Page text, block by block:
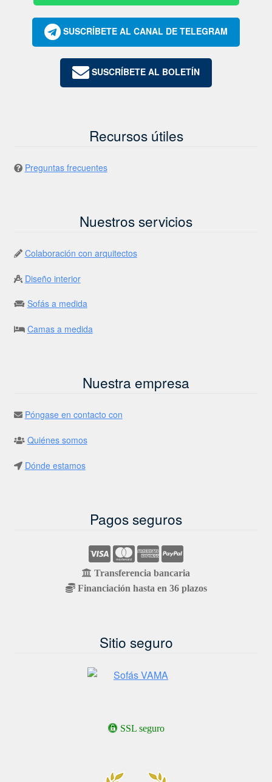
SUSCRÍBETE AL CANAL DE TELEGRAM
SUSCRÍBETE AL BOLETÍN
Recursos útiles
Preguntas frecuentes
Nuestros servicios
Colaboración con arquitectos
Diseño interior
Sofás a medida
Camas a medida
Nuestra empresa
Póngase en contacto con
Quiénes somos
Dónde estamos
Pagos seguros
Transferencia bancaria
Financiación hasta en 36 plazos
Sitio seguro
SSL seguro